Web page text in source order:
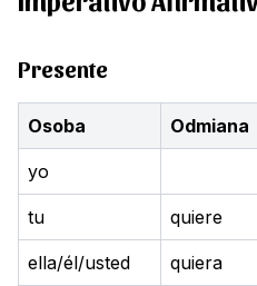
Presente
Osoba Odmiana
yo
tu quiere
ella/él/usted quiera